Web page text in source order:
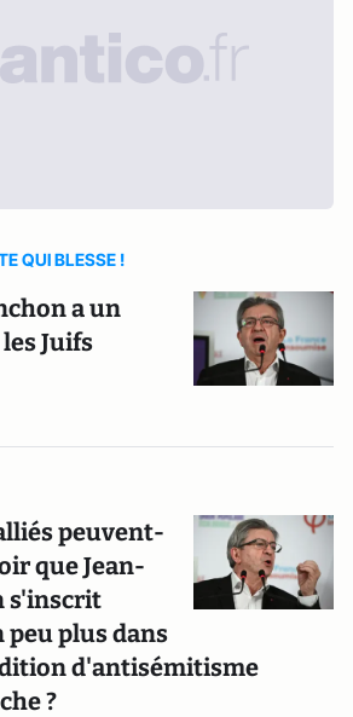
QUI BLESSE !
a un
Juifs
peuvent-
que Jean-
s'inscrit
plus dans
d'antisémitisme
?